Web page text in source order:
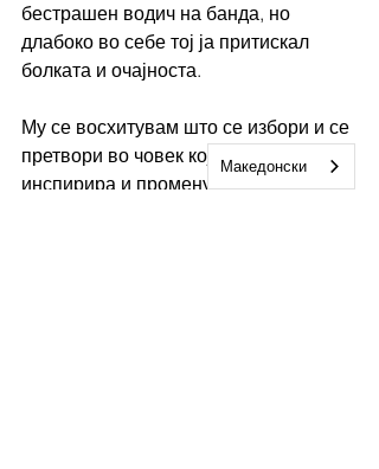
бестрашен водич на банда, но
длабоко во себе тој ја притискал
болката и очајноста.
Му се восхитувам што се избори и се
претвори во човек кој сега
инспирира и променува многу млади
Македонски